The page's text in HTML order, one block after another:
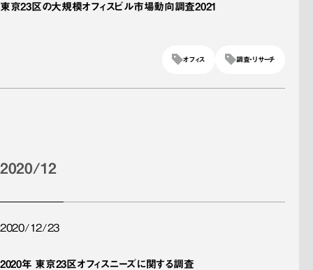
東京23区の大規模オフィスビル市場動向調査2021
調査・リサーチ
オフィス
2020/12
2020/12/23
2020年 東京23区オフィスニーズに関する調査